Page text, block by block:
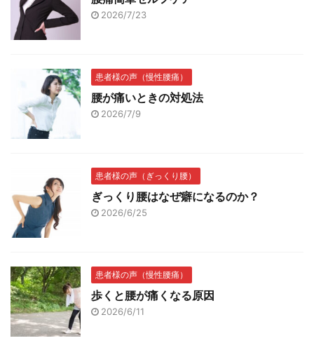
2026/7/23
患者様の声（慢性腰痛）
腰が痛いときの対処法
2026/7/9
患者様の声（ぎっくり腰）
ぎっくり腰はなぜ癖になるのか？
2026/6/25
患者様の声（慢性腰痛）
歩くと腰が痛くなる原因
2026/6/11